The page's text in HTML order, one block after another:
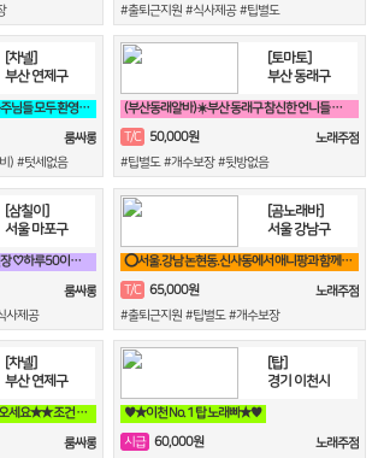
#출퇴근지원 #식사제공 #팁별도
[차넬]
부산 연제구
연산동밤알바 ✨초보 · 경력 공주님들 모두 환영 연산동 1등업소✨
룸싸롱
) #텃세없음
[토마토]
부산 동래구
(부산동래알바)☀️부산 동래구 참신한 언니들 구해요☀️
T/C 50,000원
노래주점
#팁별도 #개수보장 #뒷방없음
[삼칠이]
서울 마포구
⏺(마포여성알바) 일잘하는실장 ♡하루50이상♡90분♡당일지급♡훈훈⏺
룸싸롱
사제공
[곰노래바]
서울 강남구
⭕서울.강남 논현동.신사동에서 애니팡과 함께할 가족모집⭕
T/C 65,000원
노래주점
#출퇴근지원 #팁별도 #개수보장
[차넬]
부산 연제구
❤️★★tc시간당 10만원 빨리오세요★★ 조건 맞춰 드림❤️
룸싸롱
[탑]
경기 이천시
♥️★이천 No. 1 탑 노래빠★♥️
시급 60,000원
노래주점